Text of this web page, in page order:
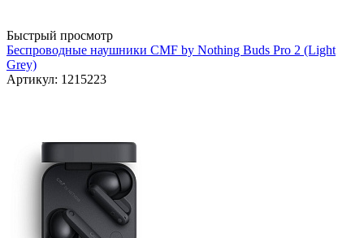
Быстрый просмотр
Беспроводные наушники CMF by Nothing Buds Pro 2 (Light
Grey)
Артикул: 1215223